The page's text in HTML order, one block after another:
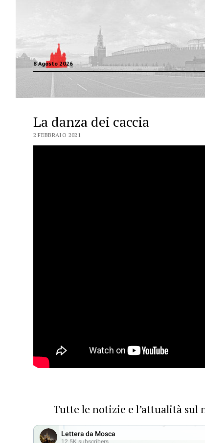
8 Agosto 2026
La danza dei caccia
2 FEBBRAIO 2021
Tutte le notizie e l’attualità sul